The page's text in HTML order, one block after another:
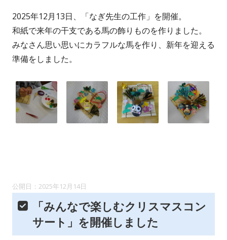
2025年12月13日、「なぎ先生の工作」を開催。
和紙で来年の干支である馬の飾りものを作りました。
みなさん思い思いにカラフルな馬を作り、新年を迎える
準備をしました。
2025年12月14日
「みんなで楽しむクリスマスコン
サート」を開催しました